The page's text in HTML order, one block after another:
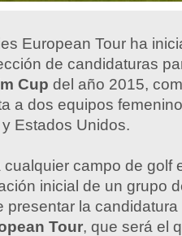
European Tour ha
de candidaturas
Cup del año 2015,
a dos equipos
Estados Unidos.
campo de golf
inicial de un grupo
presentar la candidatura
Tour, que será el